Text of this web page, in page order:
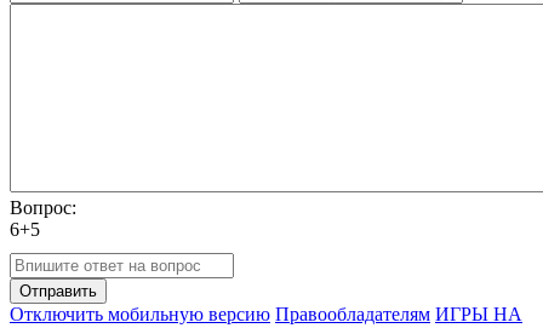
Вопрос:
6+5
Отправить
Отключить мобильную версию Правообладателям ИГРЫ НА